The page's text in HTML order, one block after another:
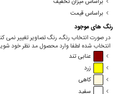
براساس قیمت
رنگ های موجود
در صورت انتخاب رنگ، رنگ تصاویر تغییر
انتخاب شده لطفا وارد محصول مد نظر خود
عنابی تند
زرد
کاهی
سفید